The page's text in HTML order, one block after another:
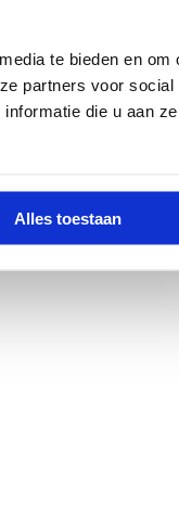
te bieden en om
partners voor social
die u aan
Alles toestaan